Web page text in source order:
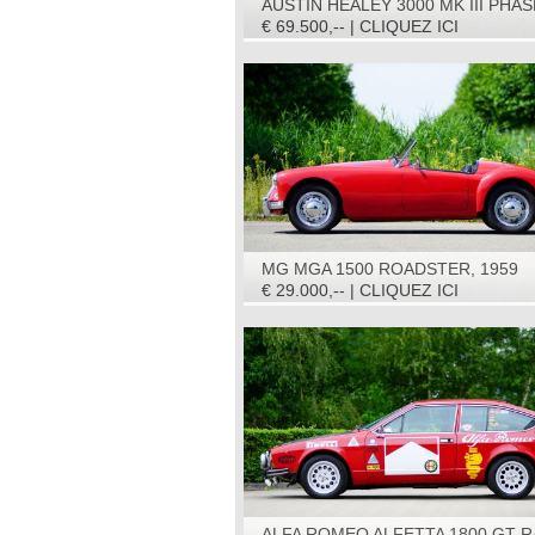
AUSTIN HEALEY 3000 MK III
1967
€ 69.500,-- | CLIQUEZ ICI
MG MGA 1500 ROADSTER, 1959
€ 29.000,-- | CLIQUEZ ICI